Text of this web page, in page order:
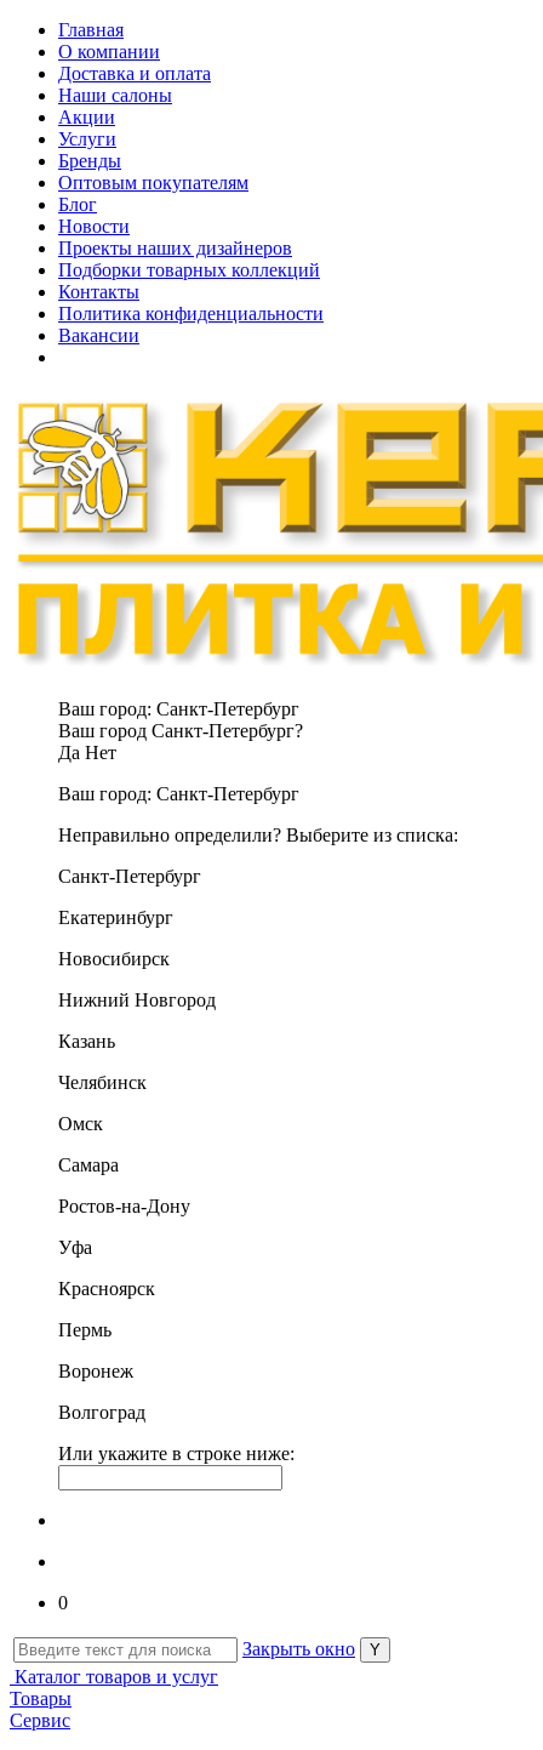
Главная
О компании
Доставка и оплата
Наши cалоны
Акции
Услуги
Бренды
Оптовым покупателям
Блог
Новости
Проекты наших дизайнеров
Подборки товарных коллекций
Контакты
Политика конфиденциальности
Вакансии
Ваш город: Санкт-Петербург
Ваш город Санкт-Петербург?
Да Нет
Ваш город: Санкт-Петербург
Неправильно определили? Выберите из списка:
Санкт-Петербург
Екатеринбург
Новосибирск
Нижний Новгород
Казань
Челябинск
Омск
Самара
Ростов-на-Дону
Уфа
Красноярск
Пермь
Воронеж
Волгоград
Или укажите в строке ниже:
0
Закрыть окно
Каталог товаров и услуг
Товары
Сервис